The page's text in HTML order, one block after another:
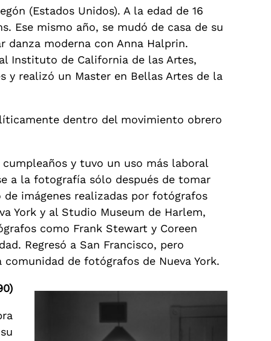
(Estados Unidos). A la edad de 16
Ese mismo año, se mudó de casa de su
danza moderna con Anna Halprin.
Instituto de California de las Artes,
y realizó un Master en Bellas Artes de la
dentro del movimiento obrero
y tuvo un uso más laboral
a la fotografía sólo después de tomar
imágenes realizadas por fotógrafos
York y al Studio Museum de Harlem,
como Frank Stewart y Coreen
Regresó a San Francisco, pero
de fotógrafos de Nueva York.